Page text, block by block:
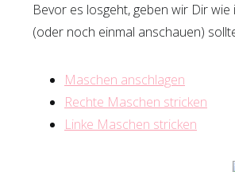
Bevor es losgeht, geben wir Dir
(oder noch einmal anschauen)
Maschen anschlagen
Rechte Maschen stricken
Linke Maschen stricken